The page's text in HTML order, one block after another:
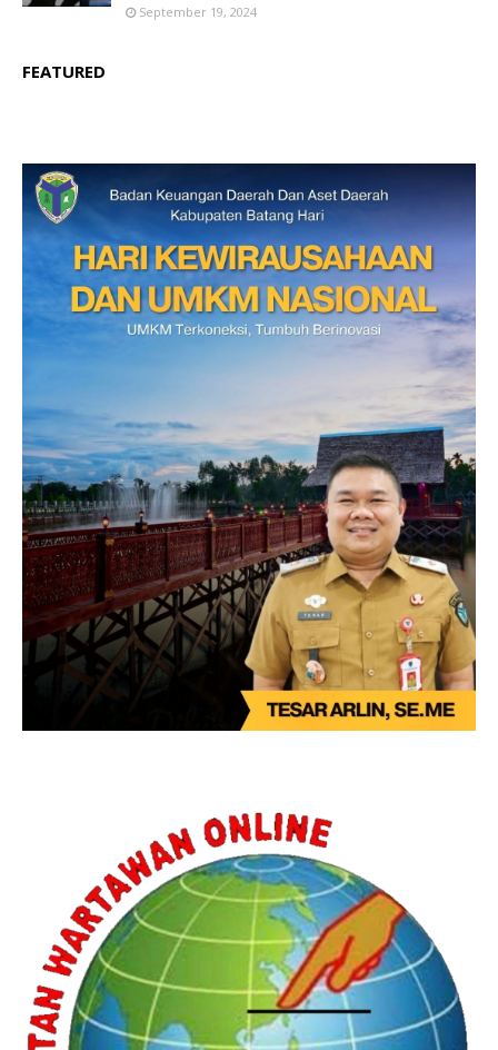
September 19, 2024
FEATURED